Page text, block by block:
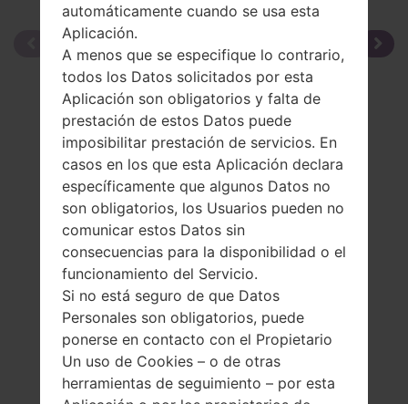
automáticamente cuando se usa esta
Aplicación.
A menos que se especifique lo contrario,
todos los Datos solicitados por esta
Aplicación son obligatorios y falta de
prestación de estos Datos puede
imposibilitar prestación de servicios. En
casos en los que esta Aplicación declara
específicamente que algunos Datos no
son obligatorios, los Usuarios pueden no
comunicar estos Datos sin
consecuencias para la disponibilidad o el
funcionamiento del Servicio.
Si no está seguro de que Datos
Personales son obligatorios, puede
ponerse en contacto con el Propietario
Un uso de Cookies – o de otras
herramientas de seguimiento – por esta